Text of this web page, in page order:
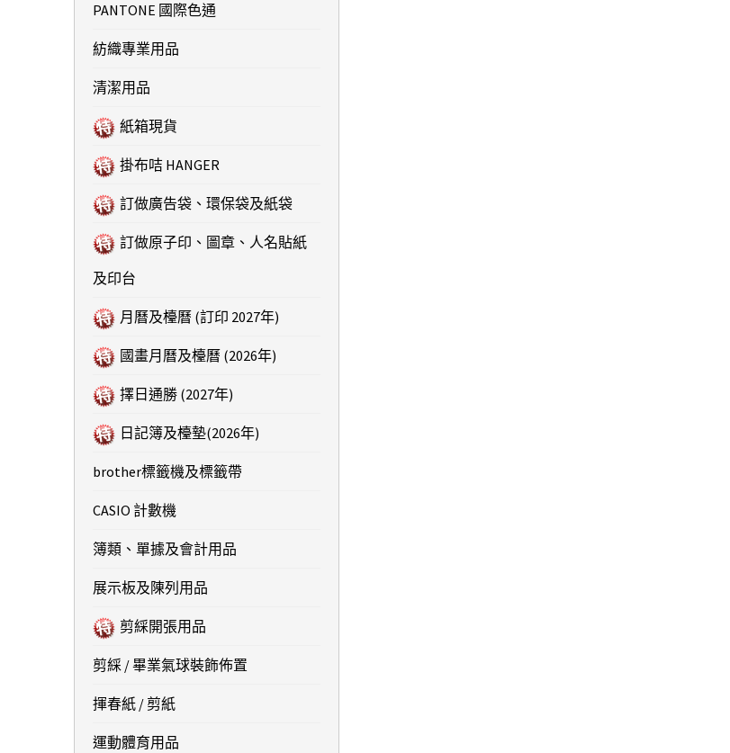
PANTONE 國際色通
紡織專業用品
清潔用品
紙箱現貨
掛布咭 HANGER
訂做廣告袋、環保袋及紙袋
訂做原子印、圖章、人名貼紙
及印台
月曆及檯曆 (訂印 2027年)
國畫月曆及檯曆 (2026年)
擇日通勝 (2027年)
日記簿及檯墊(2026年)
brother標籤機及標籤帶
CASIO 計數機
簿類、單據及會計用品
展示板及陳列用品
剪綵開張用品
剪綵 / 畢業氣球裝飾佈置
揮春紙 / 剪紙
運動體育用品